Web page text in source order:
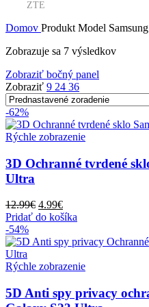
ZTE
Domov Produkt Model
Zobrazuje sa 7 výsledkov
Zobraziť bočný panel
Zobraziť 9 24 36
-62%
Rýchle zobrazenie
3D Ochranné tvrdené
Ultra
12.99€ Pôvodná
cena
12.99€.
4.99€Aktuálna
cena
4.99€.
Pridať do košíka
-54%
Rýchle zobrazenie
5D Anti spy privacy